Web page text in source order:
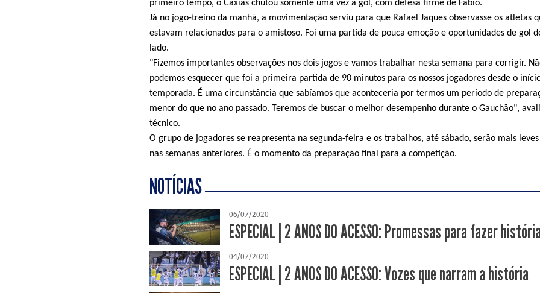
primeiro tempo, o Caxias chutou somente uma vez a gol, com defesa firme de Fábio.
Já no jogo-treino da manhã, a movimentação serviu para que Rafael Jaques observasse os atletas
estavam relacionados para o amistoso. Foi uma partida de pouca emoção e oportunidades de gol
lado.
"Fizemos importantes observações nos dois jogos e vamos trabalhar nesta semana para corrigir.
podemos esquecer que foi a primeira partida de 90 minutos para os nossos jogadores desde o
temporada. É uma circunstância que sabíamos que aconteceria por termos um período de
menor do que no ano passado. Teremos de buscar o melhor desempenho durante o Gauchão",
técnico.
O grupo de jogadores se reapresenta na segunda-feira e os trabalhos, até sábado, serão mais
nas semanas anteriores. É o momento da preparação final para a competição.
NOTÍCIAS
06/07/2020
ESPECIAL | 2 ANOS DO ACESSO: Promessas para fazer
04/07/2020
ESPECIAL | 2 ANOS DO ACESSO: Vozes que narram a história